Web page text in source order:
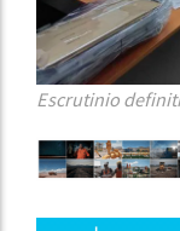
Escrutinio